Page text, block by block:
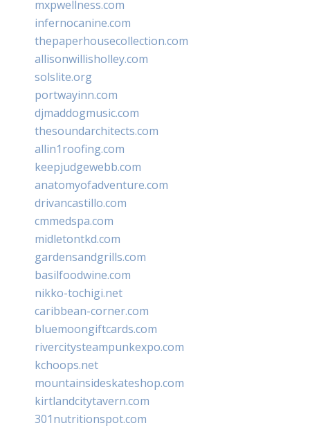
mxpwellness.com
infernocanine.com
thepaperhousecollection.com
allisonwillisholley.com
solslite.org
portwayinn.com
djmaddogmusic.com
thesoundarchitects.com
allin1roofing.com
keepjudgewebb.com
anatomyofadventure.com
drivancastillo.com
cmmedspa.com
midletontkd.com
gardensandgrills.com
basilfoodwine.com
nikko-tochigi.net
caribbean-corner.com
bluemoongiftcards.com
rivercitysteampunkexpo.com
kchoops.net
mountainsideskateshop.com
kirtlandcitytavern.com
301nutritionspot.com